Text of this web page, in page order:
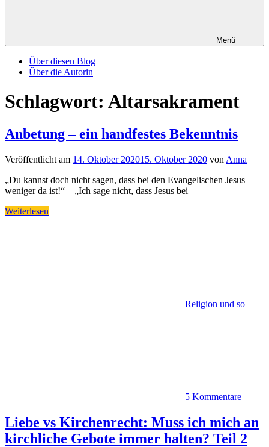
Menü
Über diesen Blog
Über die Autorin
Schlagwort: Altarsakrament
Anbetung – ein handfestes Bekenntnis
Veröffentlicht am 14. Oktober 202015. Oktober 2020 von Anna
„Du kannst doch nicht sagen, dass bei den Evangelischen Jesus
weniger da ist!“ – „Ich sage nicht, dass Jesus bei
Weiterlesen
Religion und so
5 Kommentare
Liebe vs Kirchenrecht: Muss ich mich an
kirchliche Gebote immer halten? Teil 2